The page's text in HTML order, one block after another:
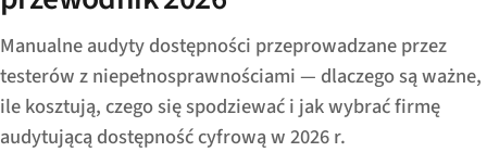
Manualne audyty dostępności przeprowadzane przez
testerów z niepełnosprawnościami — dlaczego są ważne,
ile kosztują, czego się spodziewać i jak wybrać firmę
audytującą dostępność cyfrową w 2026 r.